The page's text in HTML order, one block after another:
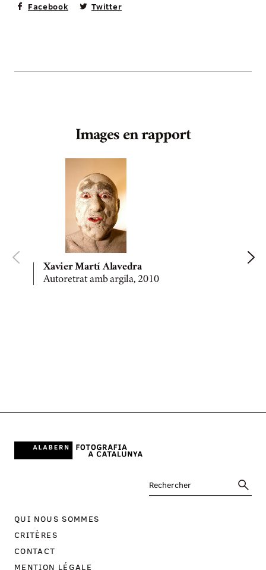
Facebook Twitter
Images en rapport
Xavier Martí Alavedra
Autoretrat amb argila, 2010
QUI NOUS SOMMES
CRITÈRES
CONTACT
MENTION LÉGALE